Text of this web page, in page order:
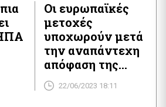
Οι ευρωπαϊκές
μετοχές
υποχωρούν μετά
την αναπάντεχη
απόφαση της
Τράπεζας της
Αγγλίας
22/06/2023 18:11